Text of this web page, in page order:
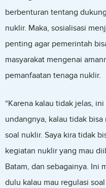
berbenturan tentang
nuklir. Maka, sosialisasi
penting agar pemerintah
masyarakat mengenai
pemanfaatan tenaga nuklir.
“Karena kalau tidak jelas,
undangnya, kalau tidak
soal nuklir. Saya kira tidak
kegiatan nuklir yang mau
Batam, dan sebagainya. Ini
dulu kalau mau regulasi